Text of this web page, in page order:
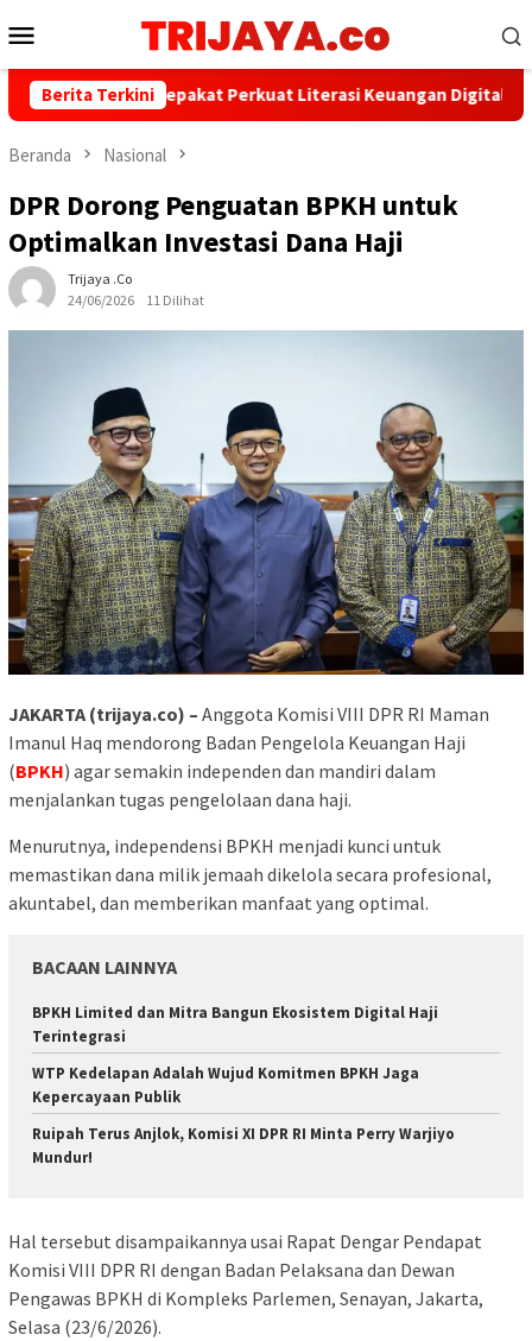
ke
Mobile
Berita Terkini
dan AFPI Sepakat Perkuat Literasi Keuangan Digital dan Bijak
Beranda Nasional
DPR Dorong Penguatan BPKH untuk
Optimalkan Investasi Dana Haji
Trijaya .co
24/06/2026
11 Dilihat
JAKARTA (trijaya.co) – Anggota Komisi VIII DPR RI Maman
Imanul Haq mendorong Badan Pengelola Keuangan Haji
(BPKH) agar semakin independen dan mandiri dalam
menjalankan tugas pengelolaan dana haji.
Menurutnya, independensi BPKH menjadi kunci untuk
memastikan dana milik jemaah dikelola secara profesional,
akuntabel, dan memberikan manfaat yang optimal.
BACAAN LAINNYA
BPKH Limited dan Mitra Bangun Ekosistem Digital Haji
Terintegrasi
WTP Kedelapan Adalah Wujud Komitmen BPKH Jaga
Kepercayaan Publik
Ruipah Terus Anjlok, Komisi XI DPR RI Minta Perry Warjiyo
Mundur!
Hal tersebut disampaikannya usai Rapat Dengar Pendapat
Komisi VIII DPR RI dengan Badan Pelaksana dan Dewan
Pengawas BPKH di Kompleks Parlemen, Senayan, Jakarta,
Selasa (23/6/2026).